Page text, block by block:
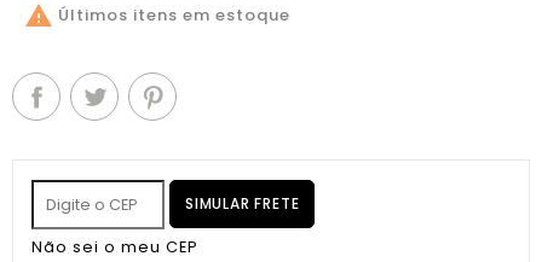
 Últimos itens em estoque
SIMULAR FRETE
Não sei o meu CEP